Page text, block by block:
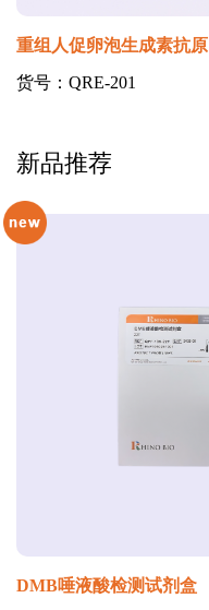
重组人促卵泡生成素抗原
货号：QRE-201
新品推荐
DMB唾液酸检测试剂盒